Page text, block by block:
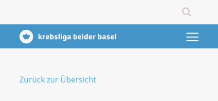
Zurück zur Übersicht